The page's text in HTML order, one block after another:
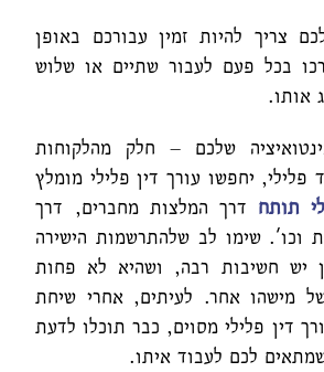
צריך להיות זמין עבורכם באופן
בכל פעם לעבור שתיים או שלוש
אותו.
שלכם – חלק מהלקוחות
יחפשו עורך דין פלילי מומלץ
תותח דרך המלצות מחברים, דרך
וכו'. שימו לב שלהתרשמות הישירה
יש חשיבות רבה, ושהיא לא פחות
מישהו אחר. לעיתים, אחרי שיחת
דין פלילי מסוים, כבר תוכלו לדעת
לכם לעבוד איתו.